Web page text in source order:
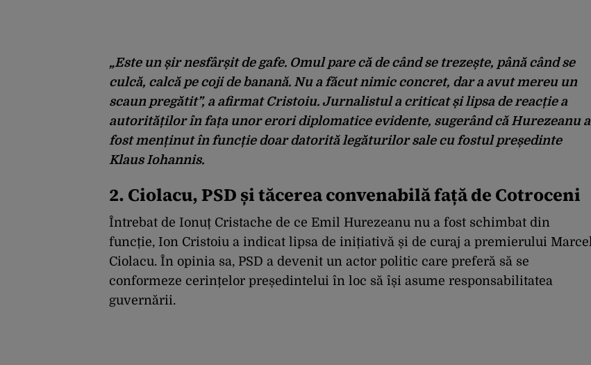
„Este un șir nesfârșit de gafe. Omul pare că de când se trezește, până când se
culcă, calcă pe coji de banană. Nu a făcut nimic concret, dar a avut mereu un
scaun pregătit”, a afirmat Cristoiu. Jurnalistul a criticat și lipsa de reacție a
autorităților în fața unor erori diplomatice evidente, sugerând că Hurezeanu a
fost menținut în funcție doar datorită legăturilor sale cu fostul președinte
Klaus Iohannis.
2. Ciolacu, PSD și tăcerea convenabilă față de Cotroceni
Întrebat de Ionuț Cristache de ce Emil Hurezeanu nu a fost schimbat din
funcție, Ion Cristoiu a indicat lipsa de inițiativă și de curaj a premierului Marcel
Ciolacu. În opinia sa, PSD a devenit un actor politic care preferă să se
conformeze cerințelor președintelui în loc să își asume responsabilitatea
guvernării.